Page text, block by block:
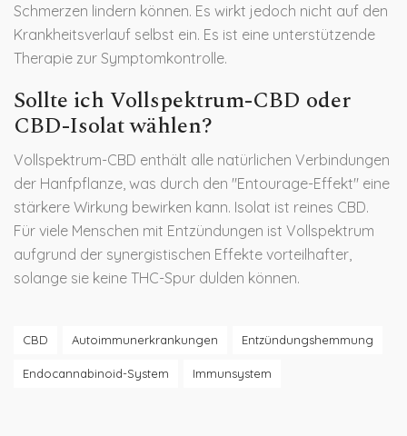
Schmerzen lindern können. Es wirkt jedoch nicht auf den
Krankheitsverlauf selbst ein. Es ist eine unterstützende
Therapie zur Symptomkontrolle.
Sollte ich Vollspektrum-CBD oder
CBD-Isolat wählen?
Vollspektrum-CBD enthält alle natürlichen Verbindungen
der Hanfpflanze, was durch den "Entourage-Effekt" eine
stärkere Wirkung bewirken kann. Isolat ist reines CBD.
Für viele Menschen mit Entzündungen ist Vollspektrum
aufgrund der synergistischen Effekte vorteilhafter,
solange sie keine THC-Spur dulden können.
CBD Autoimmunerkrankungen Entzündungshemmung
Endocannabinoid-System Immunsystem